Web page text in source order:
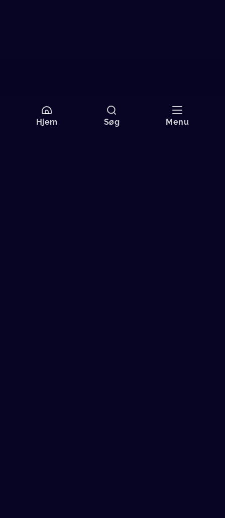
Hjem Søg Menu